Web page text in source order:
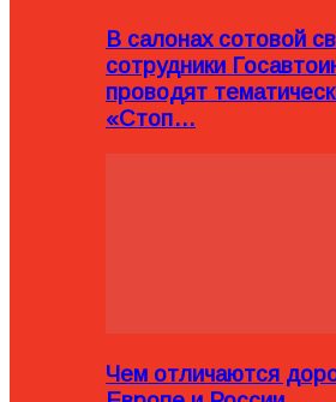
В салонах сотовой
сотрудники
проводят
«Стоп…
Чем отличаются